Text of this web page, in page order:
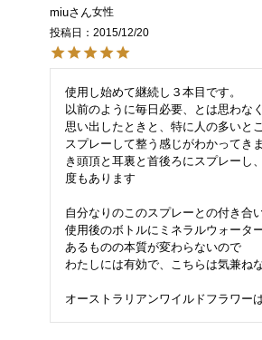
miu
女性
投稿日
2015/12/20
使用し始めて継続し３本目です。
以前のように毎日必要、とは思わな
思い出したときと、特に人の多いと
スプレーして整う感じがわかってき
き頭頂と耳裏と首後ろにスプレーし
度もあります
自分なりのこのスプレーとの付き合
使用後のボトルにミネラルウォータ
あるものの本質が変わらないので
わたしには有効で、こちらは気兼ね